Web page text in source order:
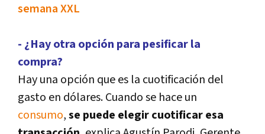
semana XXL
- ¿Hay otra opción para pesificar la
compra?
Hay una opción que es la cuotificación del
gasto en dólares. Cuando se hace un
consumo,se puede elegir cuotificar esa